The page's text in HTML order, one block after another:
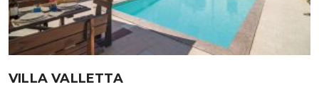
VILLA VALLETTA